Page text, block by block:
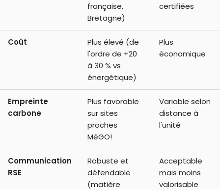
française,
Bretagne)
certifiées
Coût
Plus élevé (de
l'ordre de +20
à 30 % vs
énergétique)
Plus
économique
Empreinte
carbone
Plus favorable
sur sites
proches
MéGO!
Variable selon
distance à
l'unité
Communication
RSE
Robuste et
défendable
(matière
Acceptable
mais moins
valorisable